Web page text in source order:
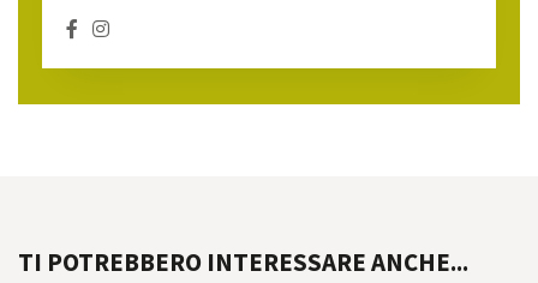
TI POTREBBERO INTERESSARE ANCHE...